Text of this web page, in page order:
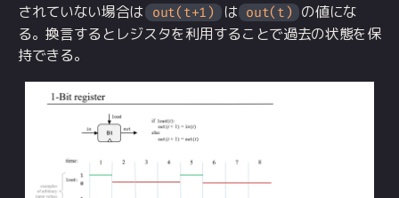
されていない場合は out(t+1) は out(t) の値にな
る。換言するとレジスタを利用することで過去の状態を保
持できる。